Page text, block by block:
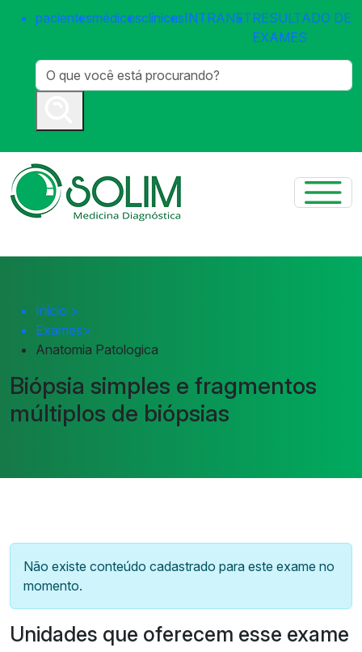
pacientesmédicosclínicasINTRANETRESULTADO DE
EXAMES
Início >
Exames>
Anatomia Patologica
Biópsia simples e fragmentos
múltiplos de biópsias
Não existe conteúdo cadastrado para este exame no
momento.
Unidades que oferecem esse exame